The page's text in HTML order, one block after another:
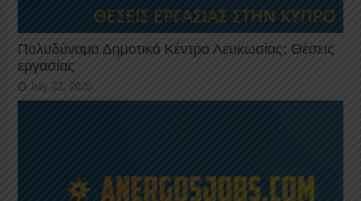
Πολυδύναμο Δημοτικό Κέντρο Λευκωσίας: Θέσεις
εργασίας
July 22, 2026